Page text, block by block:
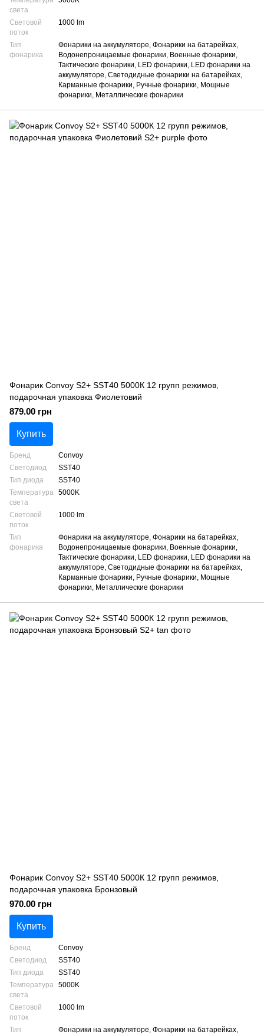
света
Световой
поток
1000 lm
Тип
фонарика
Фонарики на аккумуляторе, Фонарики на батарейках,
Водонепроницаемые фонарики, Военные фонарики,
Тактические фонарики, LED фонарики, LED фонарики на
аккумуляторе, Светодидные фонарики на батарейках,
Карманные фонарики, Ручные фонарики, Мощные
фонарики, Металлические фонарики
Фонарик Convoy S2+ SST40 5000К 12 групп режимов,
подарочная упаковка Фиолетовий
879.00 грн
Купить
Бренд
Convoy
Светодиод
SST40
Тип диода
SST40
Температура
света
5000K
Световой
поток
1000 lm
Тип
фонарика
Фонарики на аккумуляторе, Фонарики на батарейках,
Водонепроницаемые фонарики, Военные фонарики,
Тактические фонарики, LED фонарики, LED фонарики на
аккумуляторе, Светодидные фонарики на батарейках,
Карманные фонарики, Ручные фонарики, Мощные
фонарики, Металлические фонарики
Фонарик Convoy S2+ SST40 5000К 12 групп режимов,
подарочная упаковка Бронзовый
970.00 грн
Купить
Бренд
Convoy
Светодиод
SST40
Тип диода
SST40
Температура
света
5000K
Световой
поток
1000 lm
Тип
Фонарики на аккумуляторе, Фонарики на батарейках,